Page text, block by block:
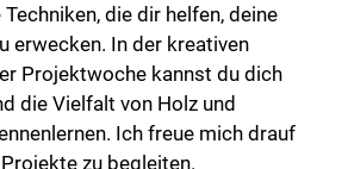
die dir helfen, deine
erwecken. In der kreativen
Projektwoche kannst du dich
die Vielfalt von Holz und
Ich freue mich drauf
zu begleiten.